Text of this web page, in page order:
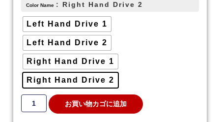
Color Name : Right Hand Drive 2
Left Hand Drive 1
Left Hand Drive 2
Right Hand Drive 1
Right Hand Drive 2
お買い物カゴに追加